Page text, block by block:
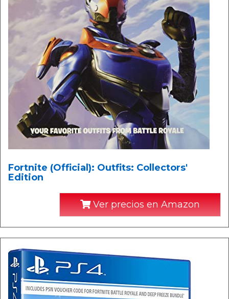
Fortnite (Official): Outfits: Collectors'
Edition
Ver precios en Amazon